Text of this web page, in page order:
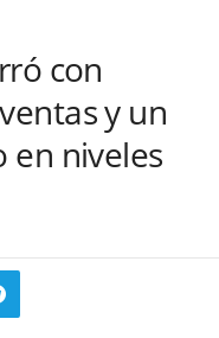
con
y un
en niveles